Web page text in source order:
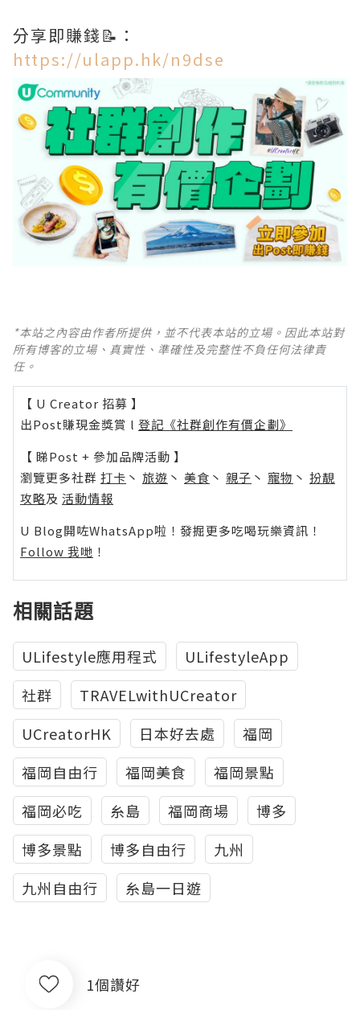
分享即賺錢📝：
https://ulapp.hk/n9dse
*本站之內容由作者所提供，並不代表本站的立場。因此本站對
所有博客的立場、真實性、準確性及完整性不負任何法律責
任。
【 U Creator 招募 】
出Post賺現金獎賞 l 登記《社群創作有價企劃》
【 睇Post + 參加品牌活動 】
瀏覽更多社群 打卡 丶 旅遊 丶 美食 丶 親子 丶 寵物 丶 扮靚
攻略及 活動情報
U Blog開咗WhatsApp啦！發掘更多吃喝玩樂資訊！
Follow 我哋 ！
相關話題
ULifestyle應用程式
ULifestyleApp
社群
TRAVELwithUCreator
UCreatorHK
日本好去處
福岡
福岡自由行
福岡美食
福岡景點
福岡必吃
糸島 福岡商場
博多
博多景點
博多自由行
九州
九州自由行
糸島一日遊
1個讚好